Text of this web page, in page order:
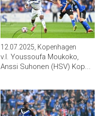
12.07.2025, Kopenhagen
v.l. Youssoufa Moukoko,
Anssi Suhonen (HSV) Kop...